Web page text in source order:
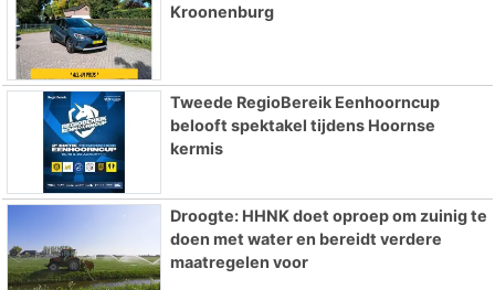
Kroonenburg
Tweede RegioBereik Eenhoorncup
belooft spektakel tijdens Hoornse
kermis
Droogte: HHNK doet oproep om zuinig te
doen met water en bereidt verdere
maatregelen voor